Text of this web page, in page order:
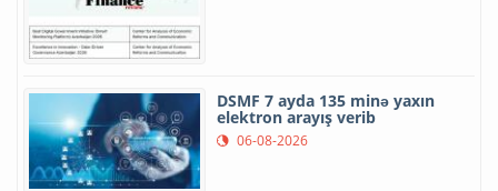
DSMF 7 ayda 135 minə yaxın
elektron arayış verib
06-08-2026